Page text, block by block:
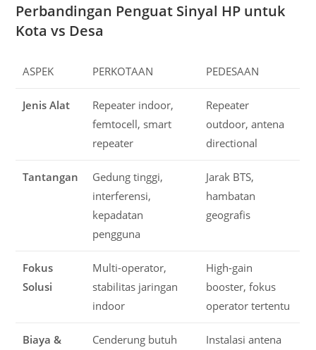
Perbandingan Penguat Sinyal HP untuk
Kota vs Desa
ASPEK PERKOTAAN PEDESAAN
Jenis Alat
Repeater indoor,
femtocell, smart
repeater
Repeater
outdoor, antena
directional
Tantangan
Gedung tinggi,
interferensi,
kepadatan
pengguna
Jarak BTS,
hambatan
geografis
Fokus
Solusi
Multi-operator,
stabilitas jaringan
indoor
High-gain
booster, fokus
operator tertentu
Biaya &
Cenderung butuh
Instalasi antena